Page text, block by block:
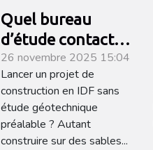
Quel bureau
d’étude contacter
pour mener des
missions
géotechniques en
Île-de-France ?
26 novembre 2025 15:04
Lancer un projet de
construction en IDF sans
étude géotechnique
préalable ? Autant
construire sur des sables...